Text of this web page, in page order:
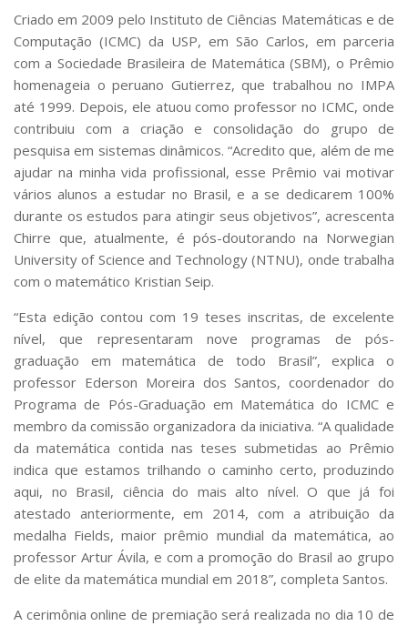
Criado em 2009 pelo Instituto de Ciências Matemáticas e de
Computação (ICMC) da USP, em São Carlos, em parceria
com a Sociedade Brasileira de Matemática (SBM), o Prêmio
homenageia o peruano Gutierrez, que trabalhou no IMPA
até 1999. Depois, ele atuou como professor no ICMC, onde
contribuiu com a criação e consolidação do grupo de
pesquisa em sistemas dinâmicos. “Acredito que, além de me
ajudar na minha vida profissional, esse Prêmio vai motivar
vários alunos a estudar no Brasil, e a se dedicarem 100%
durante os estudos para atingir seus objetivos”, acrescenta
Chirre que, atualmente, é pós-doutorando na Norwegian
University of Science and Technology (NTNU), onde trabalha
com o matemático Kristian Seip.
“Esta edição contou com 19 teses inscritas, de excelente
nível, que representaram nove programas de pós-
graduação em matemática de todo Brasil”, explica o
professor Ederson Moreira dos Santos, coordenador do
Programa de Pós-Graduação em Matemática do ICMC e
membro da comissão organizadora da iniciativa. “A qualidade
da matemática contida nas teses submetidas ao Prêmio
indica que estamos trilhando o caminho certo, produzindo
aqui, no Brasil, ciência do mais alto nível. O que já foi
atestado anteriormente, em 2014, com a atribuição da
medalha Fields, maior prêmio mundial da matemática, ao
professor Artur Ávila, e com a promoção do Brasil ao grupo
de elite da matemática mundial em 2018”, completa Santos.
A cerimônia online de premiação será realizada no dia 10 de